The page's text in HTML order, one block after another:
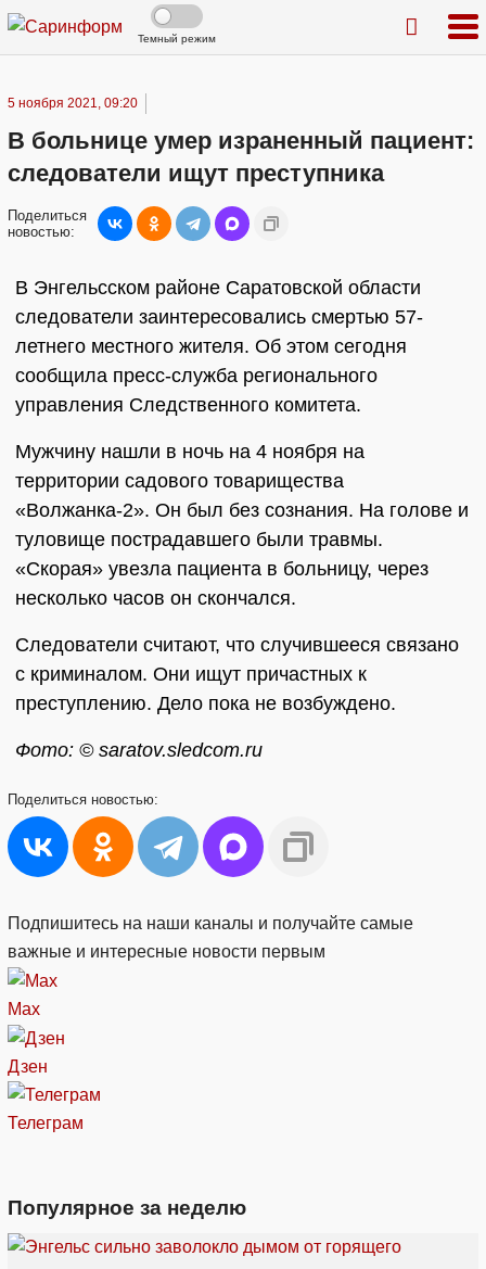
Темный режим
5 ноября 2021, 09:20
В больнице умер израненный пациент:
следователи ищут преступника
Поделиться
новостью:
В Энгельсском районе Саратовской области
следователи заинтересовались смертью 57-
летнего местного жителя. Об этом сегодня
сообщила пресс-служба регионального
управления Следственного комитета.
Мужчину нашли в ночь на 4 ноября на
территории садового товарищества
«Волжанка-2». Он был без сознания. На голове и
туловище пострадавшего были травмы.
«Скорая» увезла пациента в больницу, через
несколько часов он скончался.
Следователи считают, что случившееся связано
с криминалом. Они ищут причастных к
преступлению. Дело пока не возбуждено.
Фото: © saratov.sledcom.ru
Поделиться новостью:
Подпишитесь на наши каналы и получайте самые
важные и интересные новости первым
Max
Дзен
Телеграм
Популярное за неделю